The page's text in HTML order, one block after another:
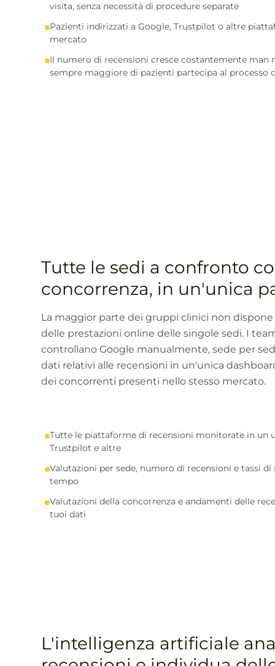
visita, senza necessità di procedure separate
Pazienti indirizzati a Google, Trustpilot o altre
mercato
Il numero di recensioni cresce costantemente man
sempre maggiore di pazienti partecipa al processo
Tutte le sedi a confronto
concorrenza, in un'unica
La maggior parte dei gruppi clinici non
delle prestazioni online delle singole sedi. I
controllano Google manualmente, sede per
dati relativi alle recensioni in un'unica
dei concorrenti presenti nello stesso mercato.
Tutte le piattaforme di recensioni monitorate in un
Trustpilot e altre
Valutazioni per sede, numero di recensioni e tassi
tempo
Valutazioni della concorrenza e andamenti delle
tuoi dati
L'intelligenza artificiale